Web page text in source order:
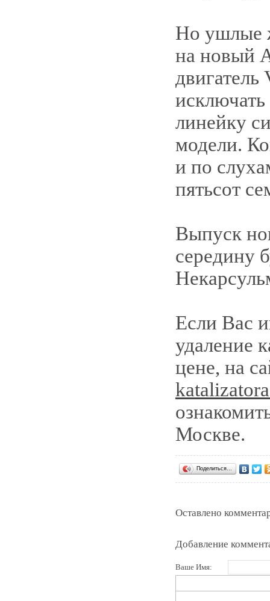
Но ушлые
на новый
линейку
модели.
и по
пятьсот
Выпуск
середину
Если Вас
удаление
цене, на
Москве.
Поделиться…
Оставлено
Добавление
Ваше Имя: